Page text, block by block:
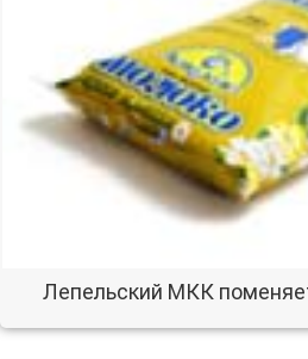
Лепельский МКК